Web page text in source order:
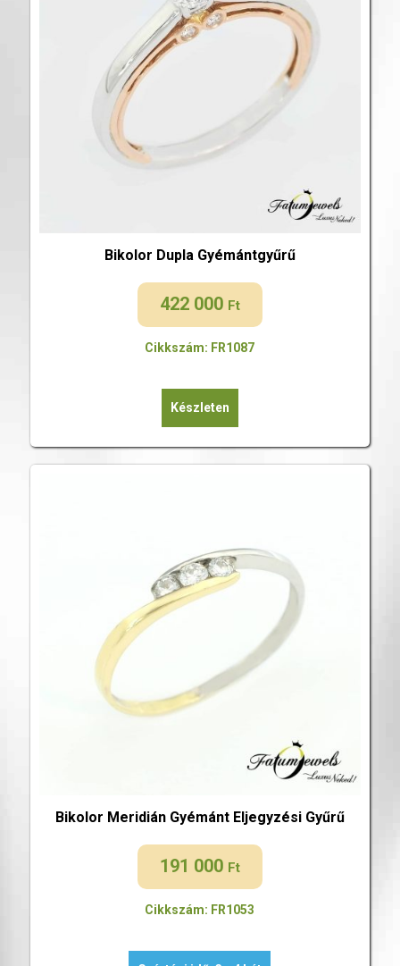
Bikolor Dupla Gyémántgyűrű
422 000 Ft
Cikkszám: FR1087
Készleten
Bikolor Meridián Gyémánt Eljegyzési Gyűrű
191 000 Ft
Cikkszám: FR1053